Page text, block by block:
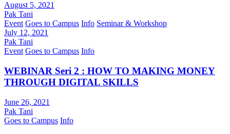
August 5, 2021
Pak Tani
Event Goes to Campus Info Seminar & Workshop
July 12, 2021
Pak Tani
Event Goes to Campus Info
WEBINAR Seri 2 : HOW TO MAKING MONEY
THROUGH DIGITAL SKILLS
June 26, 2021
Pak Tani
Goes to Campus Info